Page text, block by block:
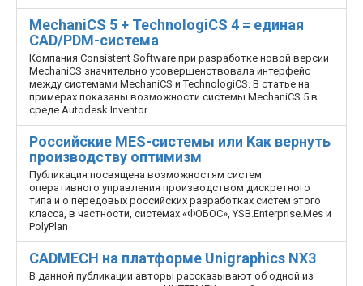
MechaniCS 5 + TechnologiCS 4 = единая
CAD/PDM-система
Компания Consistent Software при разработке новой версии
MechaniCS значительно усовершенствовала интерфейс
между системами MechaniCS и TechnologiCS. В статье на
примерах показаны возможности системы MechaniCS 5 в
среде Autodesk Inventor
Российские MES-системы или Как вернуть
производству оптимизм
Публикация посвящена возможностям систем
оперативного управления производством дискретного
типа и о передовых российских разработках систем этого
класса, в частности, системах «ФОБОС», YSB.Enterprise.Mes и
PolyPlan
CADMECH на платформе Unigraphics NX3
В данной публикации авторы рассказывают об одной из